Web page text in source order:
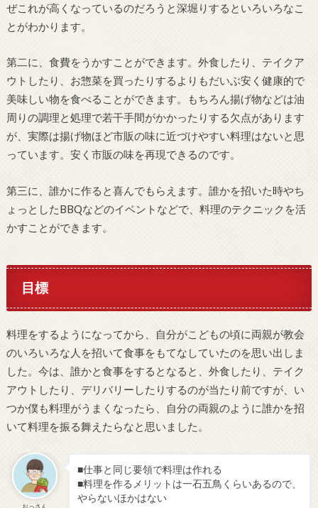
ぜこれが高くなっているのだろうと深堀りするといろいろなこ
とがわかります。
第二に、食費をうかすことができます。外食したり、テイクア
ウトしたり、お惣菜を買ったりするよりもだいぶ安く健康的で
美味しい物を食べることができます。もちろん揚げ物などは油
周りの調理と処理で若干手間がかかったりする欠点があります
が、実際は揚げ物ほど市販の味に近づけやすい料理はないと思
っています。安く市販の味を再現できるのです。
第三に、誰かに作ると喜んでもらえます。誰かを招いた時やち
ょっとしたBBQなどのイベントなどで、料理のテクニックを活
かすことができます。
目標
料理をするようになってから、自分がこどもの頃に両親が教会
のいろいろな人を招いて食事をもてなしていたのを思い出しま
した。今は、誰かと食事をするとなると、外食したり、テイク
アウトしたり、デリバリーしたりするのが当たり前ですが、い
つか僕も料理がうまくなったら、自分の両親のように誰かを招
いて料理を振る舞えたらなと思いました。
おっさん
■仕事と同じ要領で料理は作れる
■料理を作るメリットは一石五鳥くらいあるので、
やらないほかはない